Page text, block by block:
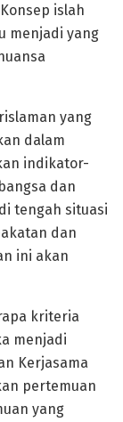
islah
menjadi yang
yang
dalam
indikator-
dan
tengah situasi
dan
ini akan
kriteria
menjadi
Kerjasama
pertemuan
yang